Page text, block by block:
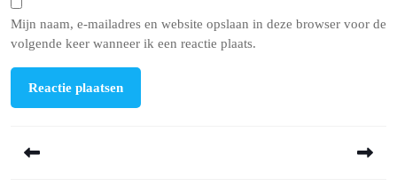
Mijn naam, e-mailadres en website opslaan in deze browser voor de
volgende keer wanneer ik een reactie plaats.